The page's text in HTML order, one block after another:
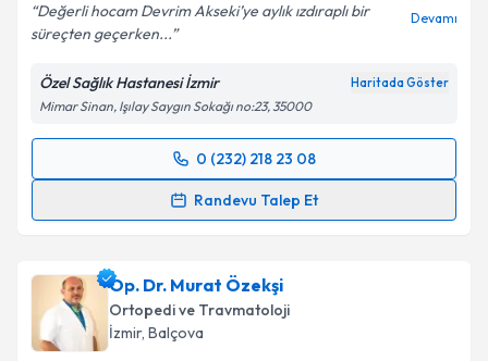
Kişisel verilerimin işlenmesine ilişkin
'ni okudum ve kişisel verilerimin belirtilen
kapsamda işlenmesini kabul ediyorum.
Takvim Talebini Gönder
Değerli hocam Devrim Akseki’ye aylık ızdıraplı bir
süreçten geçerken...
Devamı
Özel Sağlık Hastanesi İzmir Haritada Göster
Mimar Sinan, Işılay Saygın Sokağı no:23, 35000
0 (232) 218 23 08
Randevu Talep Et
Randevu Takvimi Talebi
takvim hazırlandığında e-posta ile bilgilendireceğiz.
E-posta Adresiniz
Op. Dr. Murat Özekşi
Ortopedi ve Travmatoloji
İzmir, Balçova